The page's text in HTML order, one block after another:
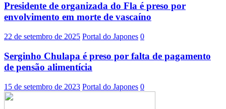
Presidente de organizada do Fla é preso por
envolvimento em morte de vascaíno
22 de setembro de 2025 Portal do Japones 0
Serginho Chulapa é preso por falta de pagamento
de pensão alimentícia
15 de setembro de 2023 Portal do Japones 0